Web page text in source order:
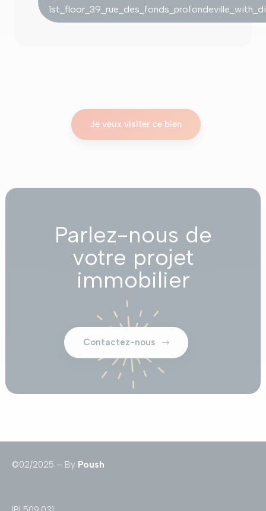
Je veux visiter ce bien
Parlez-nous de
votre projet
immobilier
Contactez-nous
©02/2025 – By Poush